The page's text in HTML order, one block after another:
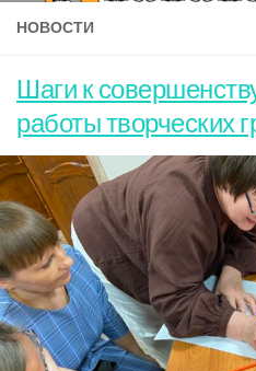
НОВОСТИ
Шаги к
работы творческих